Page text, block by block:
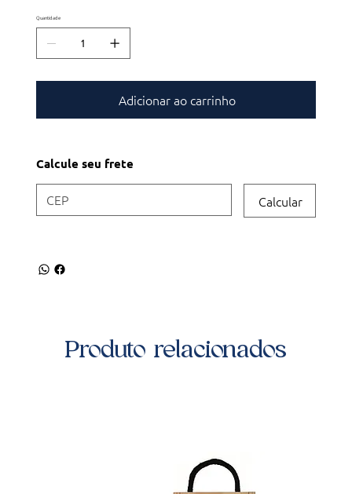
Quantidade
Adicionar ao carrinho
Calcule seu frete
Calcular
Produto relacionados